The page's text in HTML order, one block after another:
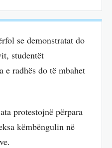
se demonstratat do
studentët
e radhës do të mbahet
protestojnë përpara
këmbëngulin në